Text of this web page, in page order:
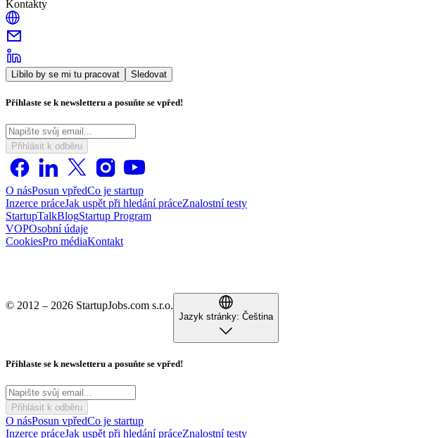
Kontakty
Líbilo by se mi tu pracovat Sledovat
Přihlaste se k newsletteru a posuňte se vpřed!
Přihlásit k odběru
O násPosun vpředCo je startup
Inzerce práceJak uspět při hledání práceZnalostní testy
StartupTalkBlogStartup Program
VOPOsobní údaje
CookiesPro médiaKontakt
© 2012 – 2026 StartupJobs.com s.r.o.
Jazyk stránky: Čeština
Přihlaste se k newsletteru a posuňte se vpřed!
Přihlásit k odběru
O násPosun vpředCo je startup
Inzerce práceJak uspět při hledání práceZnalostní testy